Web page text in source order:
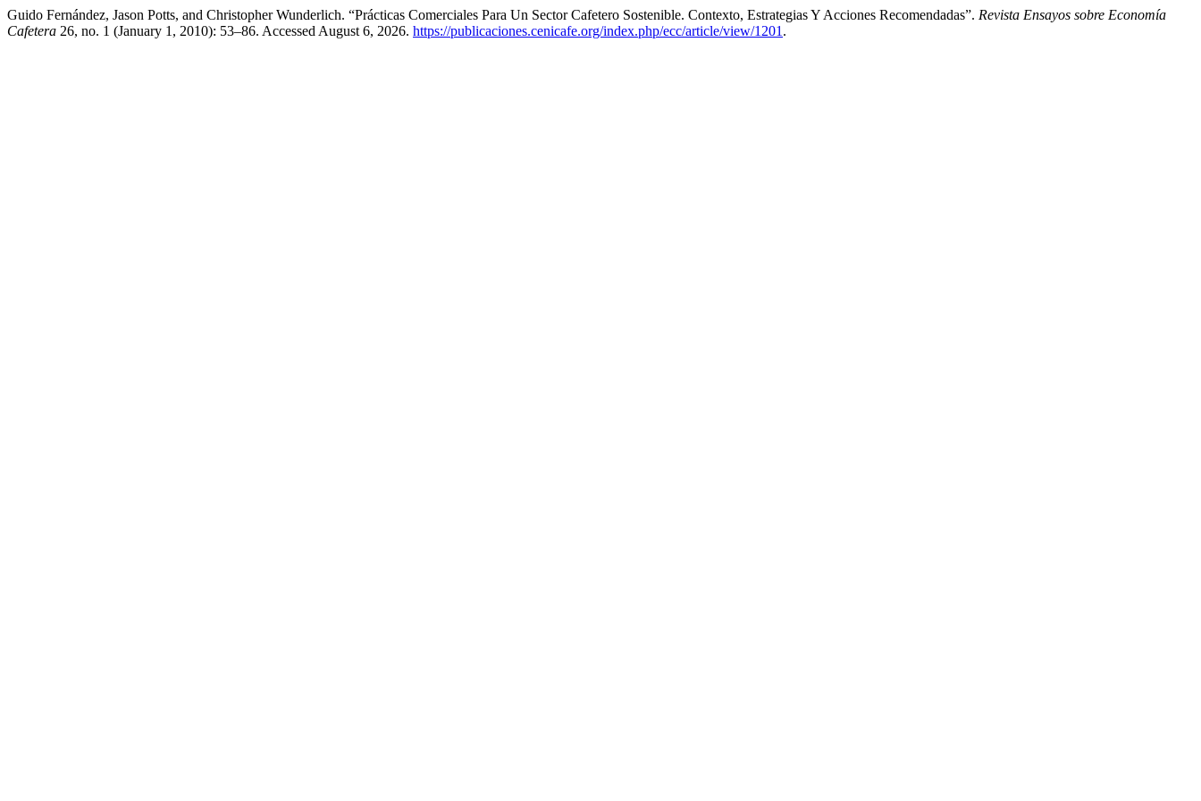
Guido Fernández, Jason Potts, and Christopher Wunderlich. “Prácticas Comerciales Para Un Sector Cafetero Sostenible. Contexto, Estrategias Y Acciones Recomendadas”. Revista Ensayos sobre Economía
Cafetera 26, no. 1 (January 1, 2010): 53–86. Accessed August 6, 2026. https://publicaciones.cenicafe.org/index.php/ecc/article/view/1201 .